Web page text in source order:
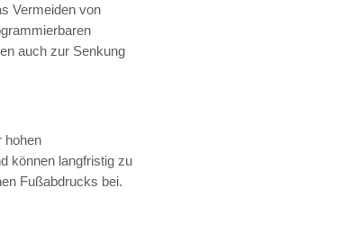
Vermeiden von
auch zur Senkung
hohen
können langfristig zu
Fußabdrucks bei.